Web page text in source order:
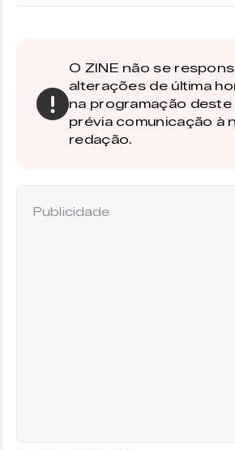
O ZINE não se
alterações de última
na programação
prévia comunicação à
redação.
Publicidade